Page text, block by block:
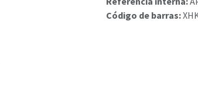
Código de barras: